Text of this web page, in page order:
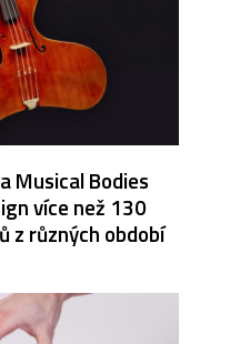
Musical Bodies
více než 130
z různých období